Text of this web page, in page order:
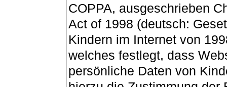
COPPA, ausgeschrieben
Act of 1998 (deutsch:
Kindern im Internet von
welches festlegt, dass
persönliche Daten von